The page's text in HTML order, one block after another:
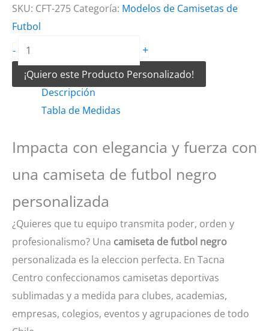
SKU: CFT-275 Categoría: Modelos de Camisetas de
Futbol
-
Camiseta
de
Futbol
Negro
cantidad
+
¡Quiero este Producto Personalizado!
Descripción
Tabla de Medidas
Impacta con elegancia y fuerza con
una camiseta de futbol negro
personalizada
¿Quieres que tu equipo transmita poder, orden y
profesionalismo? Una camiseta de futbol negro
personalizada es la eleccion perfecta. En Tacna
Centro confeccionamos camisetas deportivas
sublimadas y a medida para clubes, academias,
empresas, colegios, eventos y agrupaciones de todo